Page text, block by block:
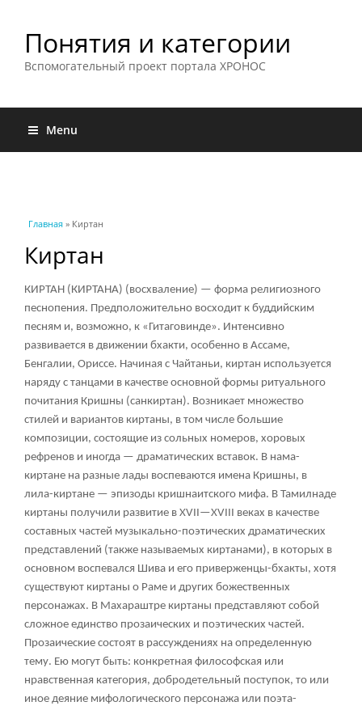
Понятия и категории
Вспомогательный проект портала ХРОНОС
Menu
Вы здесь
Главная » Киртан
Киртан
КИРТАН (КИРТАНА) (восхваление) — форма религиозного
песнопения. Предположительно восходит к буддийским
песням и, возможно, к «Гитаговинде». Интенсивно
развивается в движении бхакти, особенно в Ассаме,
Бенгалии, Ориссе. Начиная с Чайтаньи, киртан используется
наряду с танцами в качестве основной формы ритуального
почитания Кришны (санкиртан). Возникает множество
стилей и вариантов киртаны, в том числе большие
композиции, состоящие из сольных номеров, хоровых
рефренов и иногда — драматических вставок. В нама-
киртане на разные лады воспеваются имена Кришны, в
лила-киртане — эпизоды кришнаитского мифа. В Тамилнаде
киртаны получили развитие в XVII—XVIII веках в качестве
составных частей музыкально-поэтических драматических
представлений (также называемых киртанами), в которых в
основном воспевался Шива и его приверженцы-бхакты, хотя
существуют киртаны о Раме и других божественных
персонажах. В Махараштре киртаны представляют собой
сложное единство прозаических и поэтических частей.
Прозаические состоят в рассуждениях на определенную
тему. Ею могут быть: конкретная философская или
нравственная категория, добродетельный поступок, то или
иное деяние мифологического персонажа или поэта-